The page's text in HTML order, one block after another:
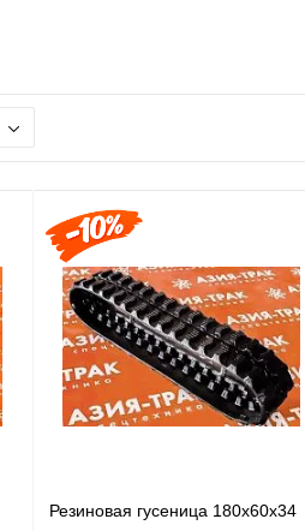
Резиновая гусеница 180x60x34